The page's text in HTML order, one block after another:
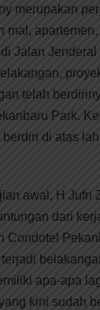
merupakan
mal,
Jalan Jenderal
telah
Park.
di atas
awal, H Jufri
dari
Condotel
apa-apa
kini sudah